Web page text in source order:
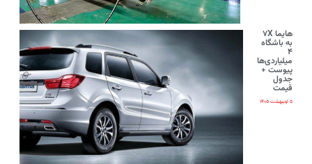
هایما ۷X
به باشگاه
۴
میلیاردی‌ها
پیوست +
جدول
قیمت
۵ اردیبهشت ۱۴۰۵